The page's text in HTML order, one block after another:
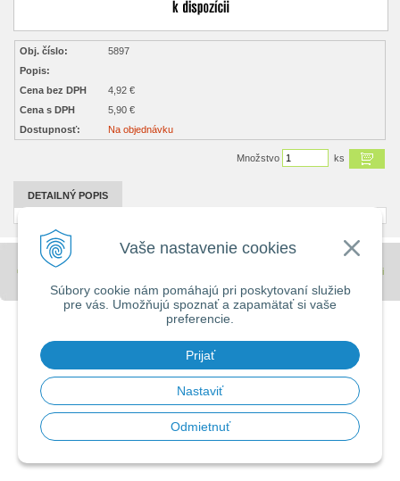
Vaše nastavenie cookies
Súbory cookie nám pomáhajú pri poskytovaní služieb
pre vás. Umožňujú spoznať a zapamätať si vaše
preferencie.
Prijať
Nastaviť
Odmietnuť
Obj. číslo:
5897
Popis:
Cena bez DPH
4,92 €
Cena s DPH
5,90 €
Dostupnosť:
Na objednávku
Množstvo ks
DETAILNÝ POPIS
© 2026 Stavebniny - DUMA •
spoločnosti
WEBYGROUP